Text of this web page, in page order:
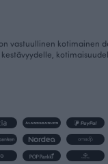
vastuullinen kotimainen